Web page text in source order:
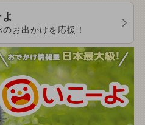
お出かけを応援！